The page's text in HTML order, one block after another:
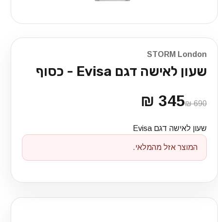
STORM London
שעון לאישה דגם Evisa - כסוף
690 ₪
345 ₪
שעון לאישה דגם Evisa
המוצר אזל מהמלאי.